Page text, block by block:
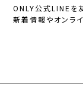
ONLY公式LINEを
新着情報やオンラ